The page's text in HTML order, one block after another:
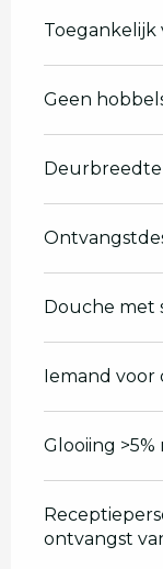
Geen
Deurbreedte
Douche met
Iemand voor
Glooiing
ontvangst